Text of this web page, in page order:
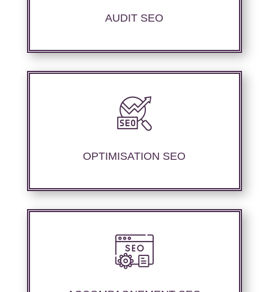
AUDIT SEO
OPTIMISATION SEO
Nous proposons des services d’optimisation
technique de site internet et d’ajustement de
performances de référencement..
Nous offrons un suivi et un rapport de
positionnement détaillé pour vous aider à